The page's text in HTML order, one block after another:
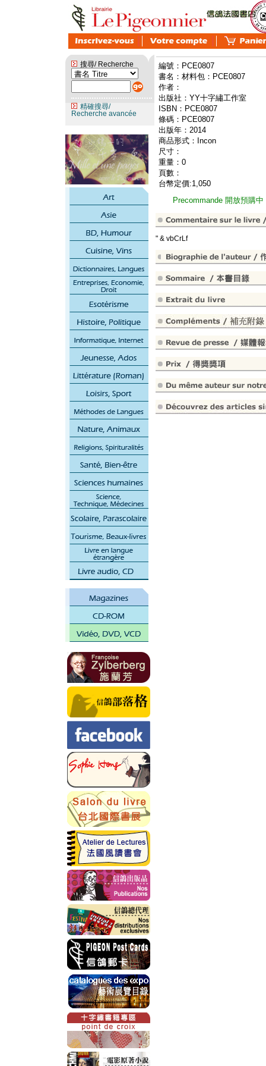
搜尋/ Recherche
精確搜尋/
Recherche avancée
編號：PCE0807
書名：材料包：PCE0807
作者：
出版社：YY十字繡工作室
ISBN：PCE0807
條碼：PCE0807
出版年：2014
商品形式：Incon
尺寸：
重量：0
頁數：
台幣定價:1,050
Precommande 開放預購中
" & vbCrLf